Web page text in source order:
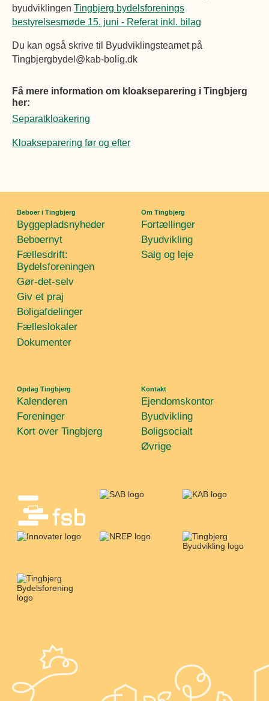
byudviklingen Tingbjerg bydelsforenings
bestyrelsesmøde 15. juni - Referat inkl. bilag
Du kan også skrive til Byudviklingsteamet på
Tingbjergbydel@kab-bolig.dk
Få mere information om kloakseparering i Tingbjerg
her:
Separatkloakering
Kloakseparering før og efter
Beboer i Tingbjerg
Byggepladsnyheder
Beboernyt
Fællesdrift:
Bydelsforeningen
Gør-det-selv
Giv et praj
Boligafdelinger
Fælleslokaler
Dokumenter
Om Tingbjerg
Fortællinger
Byudvikling
Salg og leje
Opdag Tingbjerg
Kalenderen
Foreninger
Kort over Tingbjerg
Kontakt
Ejendomskontor
Byudvikling
Boligsocialt
Øvrige